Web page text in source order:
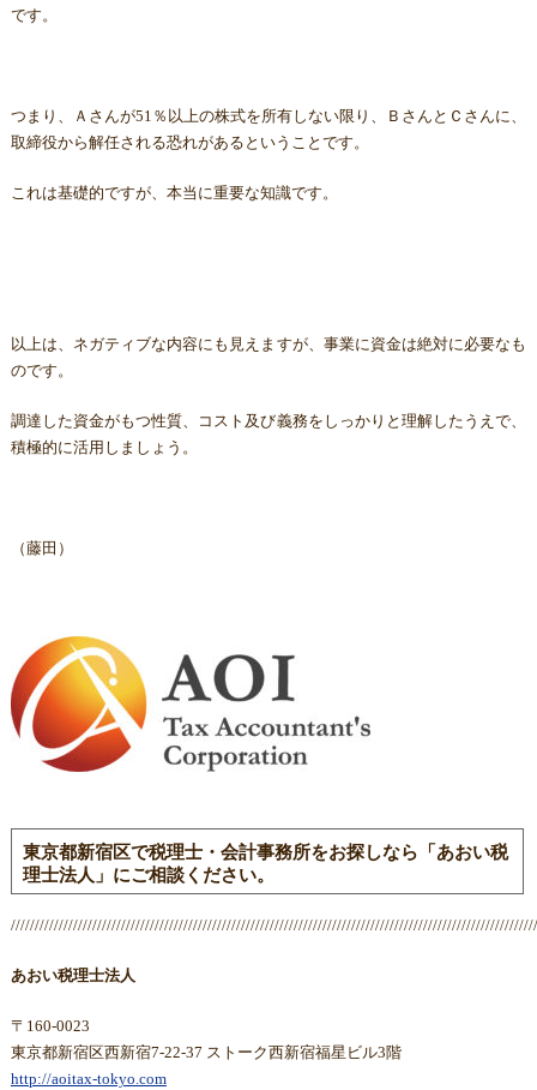
です。
つまり、Ａさんが51％以上の株式を所有しない限り、ＢさんとＣさんに、
取締役から解任される恐れがあるということです。
これは基礎的ですが、本当に重要な知識です。
以上は、ネガティブな内容にも見えますが、事業に資金は絶対に必要なも
のです。
調達した資金がもつ性質、コスト及び義務をしっかりと理解したうえで、
積極的に活用しましょう。
（藤田）
東京都新宿区で税理士・会計事務所をお探しなら「あおい税
理士法人」にご相談ください。
あおい税理士法人
〒160-0023
東京都新宿区西新宿7-22-37 ストーク西新宿福星ビル3階
http://aoitax-tokyo.com